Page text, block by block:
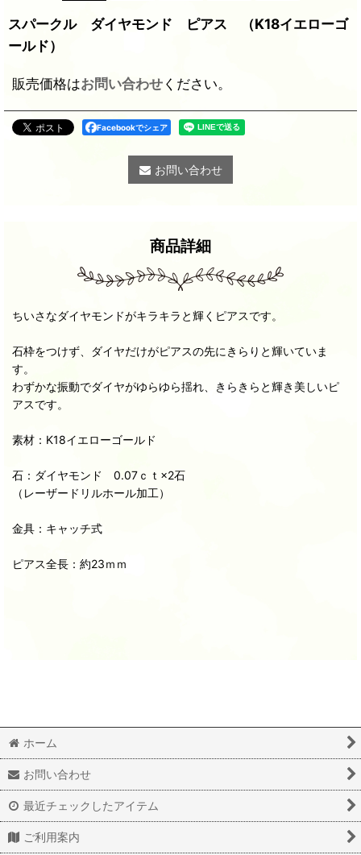
スパークル ダイヤモンド ピアス （K18イエローゴ
ールド）
販売価格はお問い合わせください。
Facebookでシェア
お問い合わせ
商品詳細
ちいさなダイヤモンドがキラキラと輝くピアスです。
石枠をつけず、ダイヤだけがピアスの先にきらりと輝いていま
す。
わずかな振動でダイヤがゆらゆら揺れ、きらきらと輝き美しいピ
アスです。
素材：K18イエローゴールド
石：ダイヤモンド 0.07ｃｔ×2石
（レーザードリルホール加工）
金具：キャッチ式
ピアス全長：約23ｍｍ
ホーム
お問い合わせ
最近チェックしたアイテム
ご利用案内